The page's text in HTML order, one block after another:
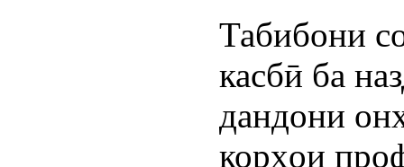
Табибони
касбӣ ба
дандони
корҳои